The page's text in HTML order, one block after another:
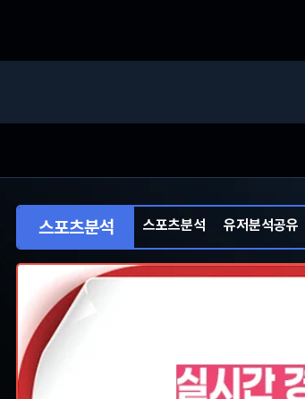
스포츠분석 스포츠분석 유저분석공유